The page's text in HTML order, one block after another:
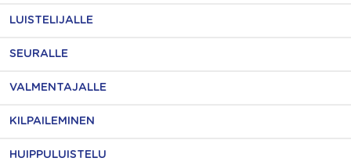
LUISTELIJALLE
SEURALLE
VALMENTAJALLE
KILPAILEMINEN
HUIPPULUISTELU